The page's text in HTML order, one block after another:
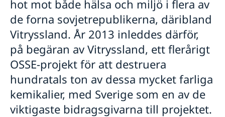
hot mot både hälsa och miljö i flera av
de forna sovjetrepublikerna, däribland
Vitryssland. År 2013 inleddes därför,
på begäran av Vitryssland, ett flerårigt
OSSE-projekt för att destruera
hundratals ton av dessa mycket farliga
kemikalier, med Sverige som en av de
viktigaste bidragsgivarna till projektet.